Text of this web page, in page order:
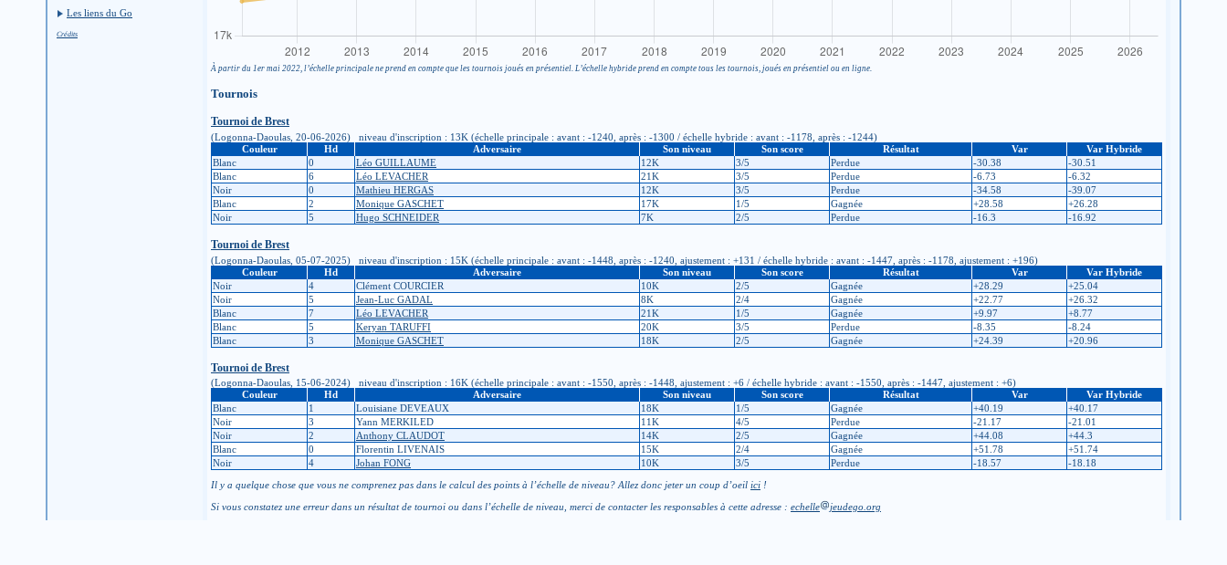
Les liens du Go
Crédits
À partir du 1er mai 2022, l’échelle principale ne prend en compte que les tournois joués en présentiel. L’échelle hybride prend en compte tous les tournois, joués en présentiel ou en ligne.
Tournois
Tournoi de Brest
(Logonna-Daoulas, 20-06-2026) niveau d'inscription : 13K (échelle principale : avant : -1240, après : -1300 / échelle hybride : avant : -1178, après : -1244)
Couleur
Hd Adversaire Son niveau Son score Résultat Var
Var Hybride
Blanc
0 Léo GUILLAUME 12K 3/5 Perdue -30.38
-30.51
Blanc
6 Léo LEVACHER 21K 3/5 Perdue -6.73
-6.32
Noir
0 Mathieu HERGAS 12K 3/5 Perdue -34.58
-39.07
Blanc
2 Monique GASCHET 17K 1/5 Gagnée +28.58
+26.28
Noir
5 Hugo SCHNEIDER 7K 2/5 Perdue -16.3 -16.92
Tournoi de Brest
(Logonna-Daoulas, 05-07-2025) niveau d'inscription : 15K (échelle principale : avant : -1448, après : -1240, ajustement : +131 / échelle hybride : avant : -1447, après : -1178, ajustement : +196)
Couleur
Hd Adversaire Son niveau Son score Résultat Var
Var Hybride
Noir
4 Clément COURCIER 10K 2/5 Gagnée +28.29
+25.04
Noir
5 Jean-Luc GADAL 8K 2/4 Gagnée +22.77
+26.32
Blanc
7 Léo LEVACHER 21K 1/5 Gagnée +9.97
+8.77
Blanc
5 Keryan TARUFFI 20K 3/5 Perdue -8.35
-8.24
Blanc
3 Monique GASCHET 18K 2/5 Gagnée +24.39 +20.96
Tournoi de Brest
(Logonna-Daoulas, 15-06-2024) niveau d'inscription : 16K (échelle principale : avant : -1550, après : -1448, ajustement : +6 / échelle hybride : avant : -1550, après : -1447, ajustement : +6)
Couleur
Hd Adversaire Son niveau Son score Résultat Var
Var Hybride
Blanc
1 Louisiane DEVEAUX 18K 1/5 Gagnée +40.19
+40.17
Noir
3 Yann MERKILED 11K 4/5 Perdue -21.17
-21.01
Noir
2 Anthony CLAUDOT 14K 2/5 Gagnée +44.08
+44.3
Blanc
0 Florentin LIVENAIS 15K 2/4 Gagnée +51.78
+51.74
Noir
4 Johan FONG 10K 3/5 Perdue -18.57
-18.18
Il y a quelque chose que vous ne comprenez pas dans le calcul des points à l’échelle de niveau? Allez donc jeter un coup d’oeil ici !
Si vous constatez une erreur dans un résultat de tournoi ou dans l’échelle de niveau, merci de contacter les responsables à cette adresse : echelle
jeudego.org